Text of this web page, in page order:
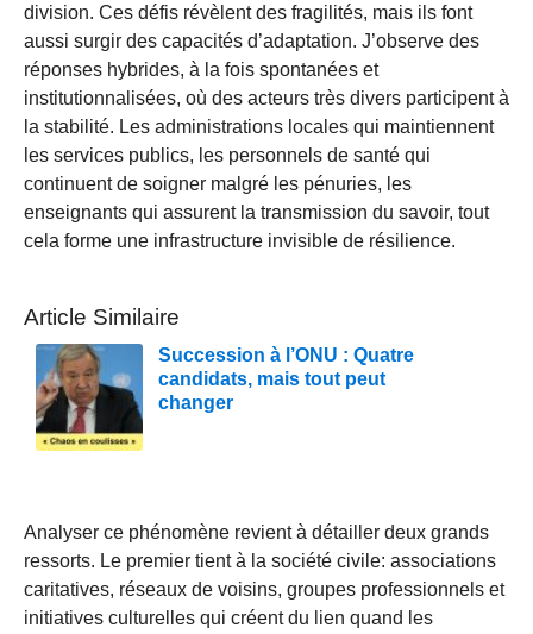
division. Ces défis révèlent des fragilités, mais ils font
aussi surgir des capacités d’adaptation. J’observe des
réponses hybrides, à la fois spontanées et
institutionnalisées, où des acteurs très divers participent à
la stabilité. Les administrations locales qui maintiennent
les services publics, les personnels de santé qui
continuent de soigner malgré les pénuries, les
enseignants qui assurent la transmission du savoir, tout
cela forme une infrastructure invisible de résilience.
Article Similaire
Succession à l’ONU : Quatre
candidats, mais tout peut
changer
Analyser ce phénomène revient à détailler deux grands
ressorts. Le premier tient à la société civile: associations
caritatives, réseaux de voisins, groupes professionnels et
initiatives culturelles qui créent du lien quand les